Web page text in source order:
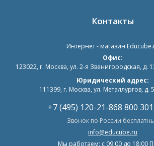
Контакты
Интернет - магазин
Офис:
123022, г. Москва, ул. 2-я Звенигородская, д.
Юридический адрес:
111399, г. Москва, ул. Металлургов, д.
+7 (495) 120-21-868 800
Звонок по России
info@educube.ru
Мы работаем: c 09:00 до 18:00